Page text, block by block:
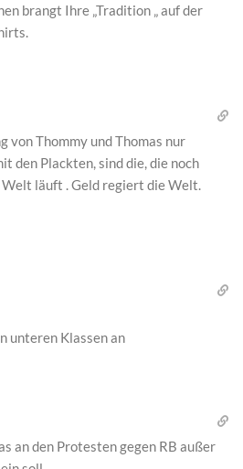
brangt Ihre „Tradition „ auf der
von Thommy und Thomas nur
den Plackten, sind die, die noch
Welt läuft . Geld regiert die Welt.
unteren Klassen an
an den Protesten gegen RB außer